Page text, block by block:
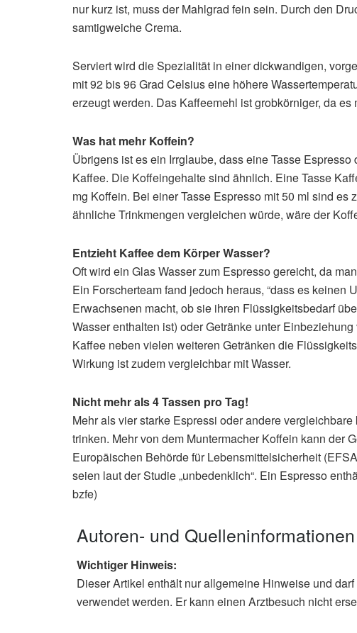
nur kurz ist, muss der Mahlgrad fein sein. Durch den
samtigweiche Crema.
Serviert wird die Spezialität in einer dickwandigen,
mit 92 bis 96 Grad Celsius eine höhere
erzeugt werden. Das Kaffeemehl ist grobkörniger, da
Was hat mehr Koffein?
Übrigens ist es ein Irrglaube, dass eine Tasse
Kaffee. Die Koffeingehalte sind ähnlich. Eine Tasse
mg Koffein. Bei einer Tasse Espresso mit 50 ml sind
ähnliche Trinkmengen vergleichen würde, wäre der
Entzieht Kaffee dem Körper Wasser?
Oft wird ein Glas Wasser zum Espresso gereicht, da
Ein Forscherteam fand jedoch heraus, “dass es keinen
Erwachsenen macht, ob sie ihren Flüssigkeitsbedarf
Wasser enthalten ist) oder Getränke unter
Kaffee neben vielen weiteren Getränken die
Wirkung ist zudem vergleichbar mit Wasser.
Nicht mehr als 4 Tassen pro Tag!
Mehr als vier starke Espressi oder andere
trinken. Mehr von dem Muntermacher Koffein kann der
Europäischen Behörde für Lebensmittelsicherheit
seien laut der Studie „unbedenklich“. Ein Espresso
bzfe)
Autoren- und Quelleninformationen
Wichtiger Hinweis:
Dieser Artikel enthält nur allgemeine Hinweise und
verwendet werden. Er kann einen Arztbesuch nicht